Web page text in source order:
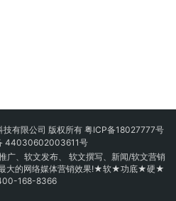
有限公司 版权所有 粤ICP备18027777号
44030602003611号
广、 软文发布、 软文撰写、新闻/软文营销
最大的网络媒体营销效果!★软★功底★硬★
168-8366